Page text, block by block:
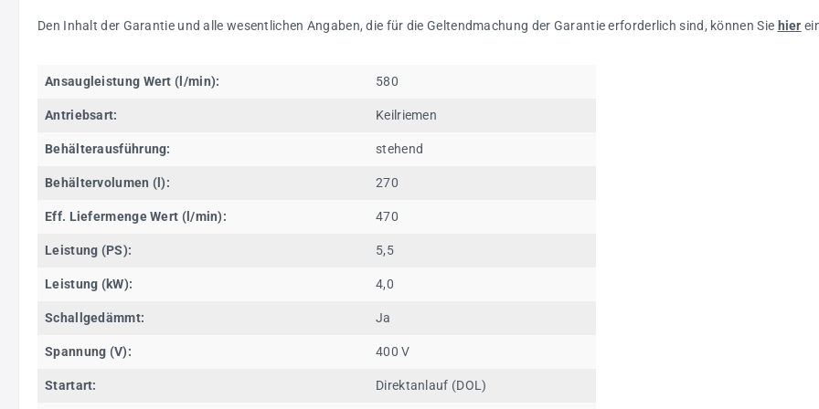
Den Inhalt der Garantie und alle wesentlichen Angaben, die für die Geltendmachung der Garantie erforderlich sind, können Sie hier
Ansaugleistung Wert (l/min): 580
Antriebsart: Keilriemen
Behälterausführung: stehend
Behältervolumen (l): 270
Eff. Liefermenge Wert (l/min): 470
Leistung (PS): 5,5
Leistung (kW): 4,0
Schallgedämmt: Ja
Spannung (V): 400 V
Startart: Direktanlauf (DOL)